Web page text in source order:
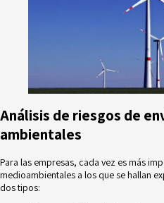
Análisis de riesgos de
ambientales
Para las empresas, cada vez es más
medioambientales a los que se hallan
dos tipos: